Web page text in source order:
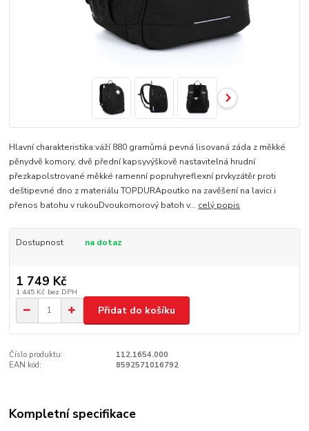
Hlavní charakteristika:váží 880 gramůmá pevná lisovaná záda z měkké
pěnydvě komory, dvě přední kapsyvýškově nastavitelná hrudní
přezkapolstrované měkké ramenní popruhyreflexní prvkyzátěr proti
deštipevné dno z materiálu TOPDURApoutko na zavěšení na lavici i
přenos batohu v rukouDvoukomorový batoh v... celý popis
Dostupnost na dotaz
1 749 Kč
1 445 Kč bez DPH
Přidat do košíku
Číslo produktu:
112.1654.000
EAN kód:
8592571016792
Kompletní specifikace